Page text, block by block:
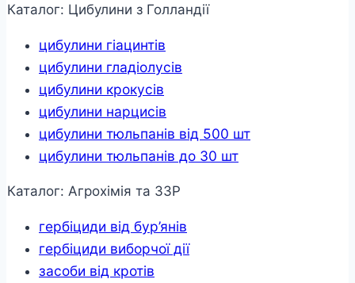
Каталог: Цибулини з Голландії
цибулини гіацинтів
цибулини гладіолусів
цибулини крокусів
цибулини нарцисів
цибулини тюльпанів від 500 шт
цибулини тюльпанів до 30 шт
Каталог: Агрохімія та ЗЗР
гербіциди від бур’янів
гербіциди виборчої дії
засоби від кротів